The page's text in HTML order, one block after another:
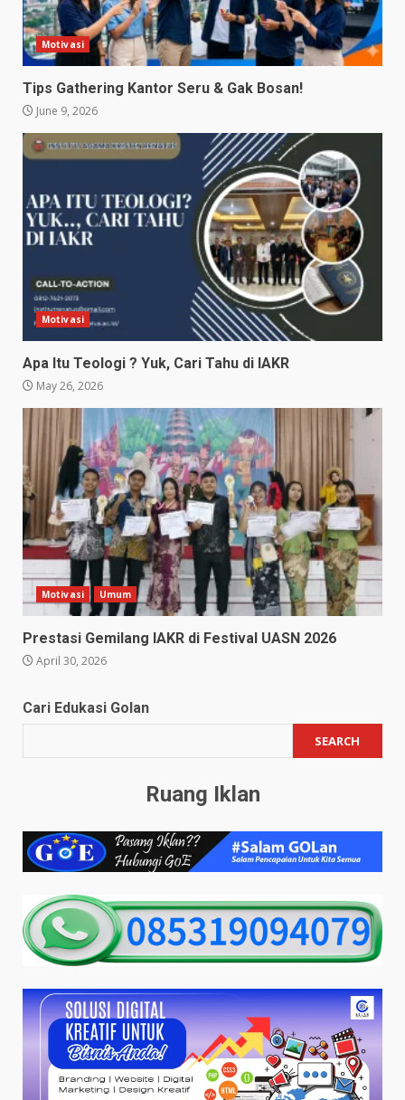
Motivasi
Tips Gathering Kantor Seru & Gak Bosan!
June 9, 2026
Motivasi
Apa Itu Teologi ? Yuk, Cari Tahu di IAKR
May 26, 2026
Motivasi Umum
Prestasi Gemilang IAKR di Festival UASN 2026
April 30, 2026
Cari Edukasi Golan
SEARCH
Ruang Iklan